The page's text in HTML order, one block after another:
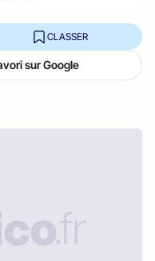
CLASSER
sur Google